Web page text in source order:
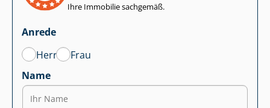
Ihre Immobilie sachgemäß.
Anrede
Herr
Frau
Name